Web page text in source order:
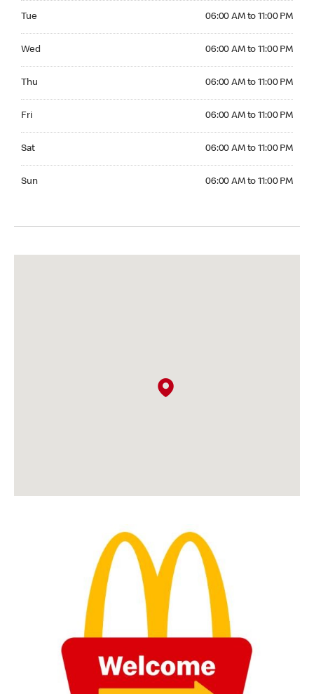
Tue 06:00 AM to 11:00 PM
Wed 06:00 AM to 11:00 PM
Thu 06:00 AM to 11:00 PM
Fri 06:00 AM to 11:00 PM
Sat 06:00 AM to 11:00 PM
Sun 06:00 AM to 11:00 PM